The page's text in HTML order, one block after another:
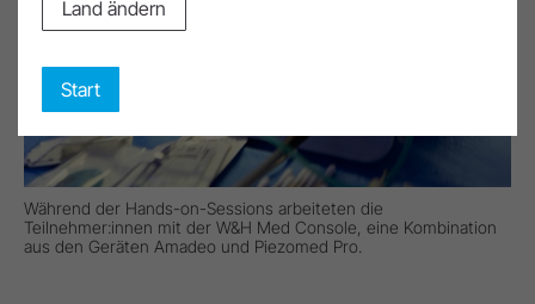
Während der Hands-on-Sessions arbeiteten die
Teilnehmer:innen mit der W&H Med Console, eine Kombination
aus den Geräten Amadeo und Piezomed Pro.
Land ändern
Start